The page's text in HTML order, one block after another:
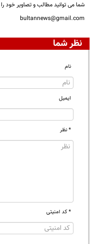
شما می توانید مطالب و تصاویر خود
bultannews@gmail.com
نظر شما
نام
ایمیل
* نظر
* کد امنیتی